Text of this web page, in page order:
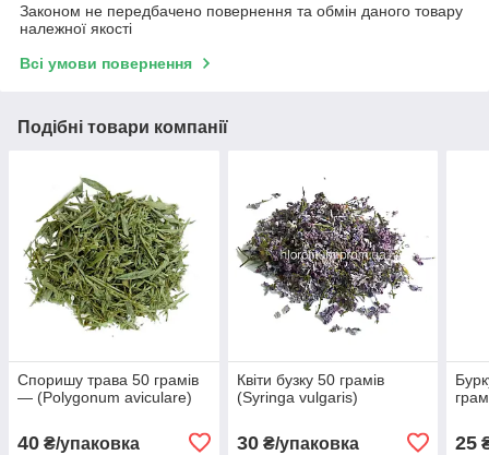
Законом не передбачено повернення та обмін даного товару
належної якості
Всі умови повернення
Подібні товари компанії
Споришу трава 50 грамів
— (Polygonum aviculare)
40 ₴/упаковка
Квіти бузку 50 грамів
(Syringa vulgaris)
30₴/упаковка 25